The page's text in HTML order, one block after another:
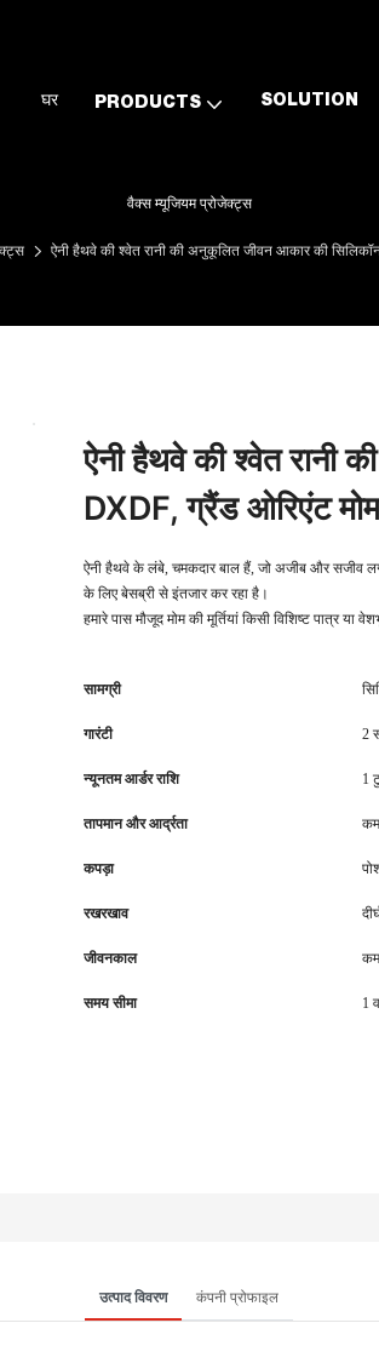
घर PRODUCTS SOLUTION
वैक्स म्यूजियम प्रोजेक्ट्स
ऐनी हैथवे की श्वेत रानी की अनुकूलित जीवन आकार की
ऐनी हैथवे की श्वेत रानी
DXDF, ग्रैंड ओरिएंट
ऐनी हैथवे के लंबे, चमकदार बाल हैं, जो अजीब और सजीव
के लिए बेसब्री से इंतजार कर रहा है।
हमारे पास मौजूद मोम की मूर्तियां किसी विशिष्ट पात्र
सामग्री
गारंटी 2
न्यूनतम आर्डर राशि 1
तापमान और आर्द्रता
कपड़ा
रखरखाव
जीवनकाल
समय सीमा 1
उत्पाद विवरण कंपनी प्रोफाइल